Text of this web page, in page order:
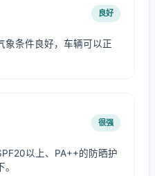
良好
象条件良好，车辆可以正
很强
以上、PA++的防晒护